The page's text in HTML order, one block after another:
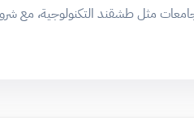
جامعات مثل طشقند التكنولوجية،